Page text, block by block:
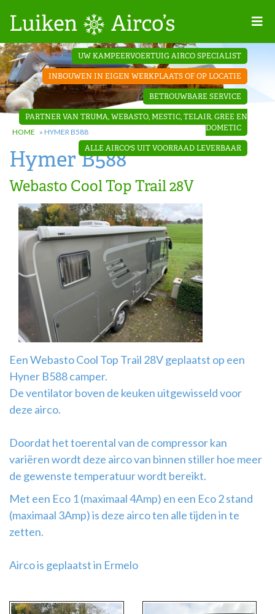
Projecten
Contact
Dakopbouw
airco’s
‘Onder de
bank’ airco’s
‘Teleco
Ultra
Comfort ‘
airco
montage
UW KAMPEERVOERTUIG AIRCO SPECIALIST
INBOUWEN IN EIGEN WERKPLAATS OF OP LOCATIE
BETROUWBARE SERVICE
PARTNER VAN TRUMA, WEBASTO, MESTIC, TELAIR, GREE EN
DOMETIC
ALLE AIRCO'S UIT VOORRAAD LEVERBAAR
HOME » HYMER B588
Hymer B588
Webasto Cool Top Trail 28V
Een Webasto Cool Top Trail 28V geplaatst op een
Hyner B588 camper.
De ventilator boven de keuken uitgewisseld voor
deze airco.
Doordat het toerental van de compressor kan
variëren wordt deze airco van binnen stiller hoe meer
de gewenste temperatuur wordt bereikt.
Met een Eco 1 (maximaal 4Amp) en een Eco 2 stand
(maximaal 3Amp) is deze airco ten alle tijden in te
zetten.
Airco is geplaatst in Ermelo